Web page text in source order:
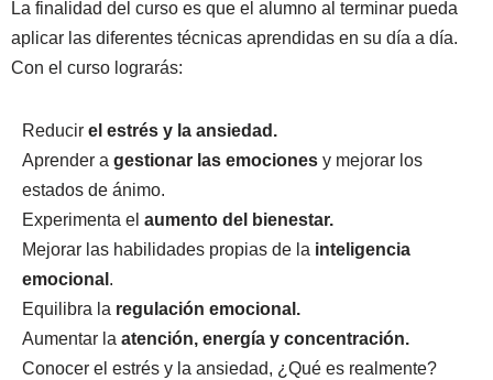
La finalidad del curso es que el alumno al terminar pueda
aplicar las diferentes técnicas aprendidas en su día a día.
Con el curso lograrás:
Reducir el estrés y la ansiedad.
Aprender a gestionar las emociones y mejorar los
estados de ánimo.
Experimenta el aumento del bienestar.
Mejorar las habilidades propias de la inteligencia
emocional .
Equilibra la regulación emocional.
Aumentar la atención, energía y concentración.
Conocer el estrés y la ansiedad, ¿Qué es realmente?